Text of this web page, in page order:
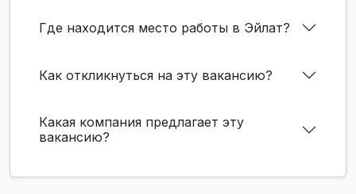
Где находится место работы в Эйлат?
Как откликнуться на эту вакансию?
Какая компания предлагает эту
вакансию?